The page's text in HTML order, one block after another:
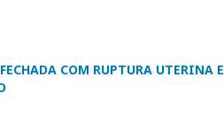
COM RUPTURA UTERINA E